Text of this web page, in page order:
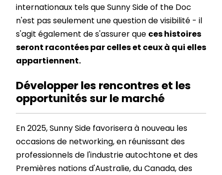
internationaux tels que Sunny Side of the Doc
n'est pas seulement une question de visibilité - il
s'agit également de s'assurer que ces histoires
seront racontées par celles et ceux à qui elles
appartiennent.
Développer les rencontres et les
opportunités sur le marché
En 2025, Sunny Side favorisera à nouveau les
occasions de networking, en réunissant des
professionnels de l'industrie autochtone et des
Premières nations d'Australie, du Canada, des